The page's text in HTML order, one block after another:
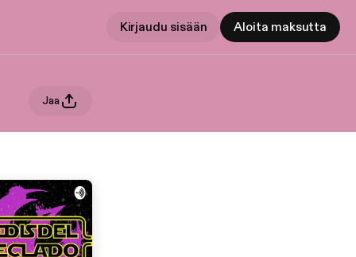
Kirjaudu sisään Aloita maksutta
Jaa